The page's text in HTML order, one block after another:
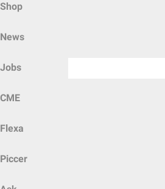
Shop
News
Jobs
CME
Flexa
Piccer